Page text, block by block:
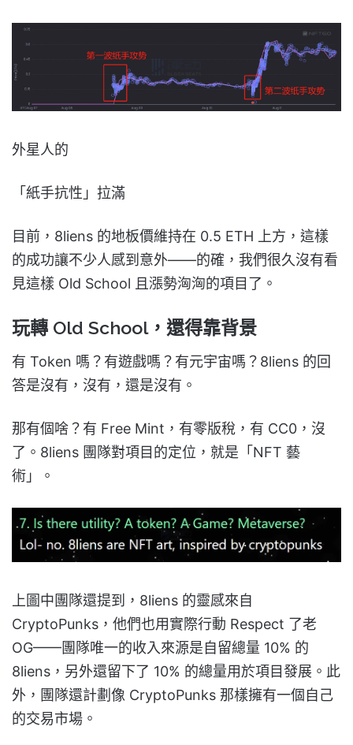
外星人的
「紙手抗性」拉滿
目前，8liens 的地板價維持在 0.5 ETH 上方，這樣
的成功讓不少人感到意外——的確，我們很久沒有看
見這樣 Old School 且漲勢洶洶的項目了。
玩轉 Old School，還得靠背景
有 Token 嗎？有遊戲嗎？有元宇宙嗎？8liens 的回
答是沒有，沒有，還是沒有。
那有個啥？有 Free Mint，有零版稅，有 CC0，沒
了。8liens 團隊對項目的定位，就是「NFT 藝
術」。
上圖中團隊還提到，8liens 的靈感來自
CryptoPunks，他們也用實際行動 Respect 了老
OG——團隊唯一的收入來源是自留總量 10% 的
8liens，另外還留下了 10% 的總量用於項目發展。此
外，團隊還計劃像 CryptoPunks 那樣擁有一個自己
的交易市場。